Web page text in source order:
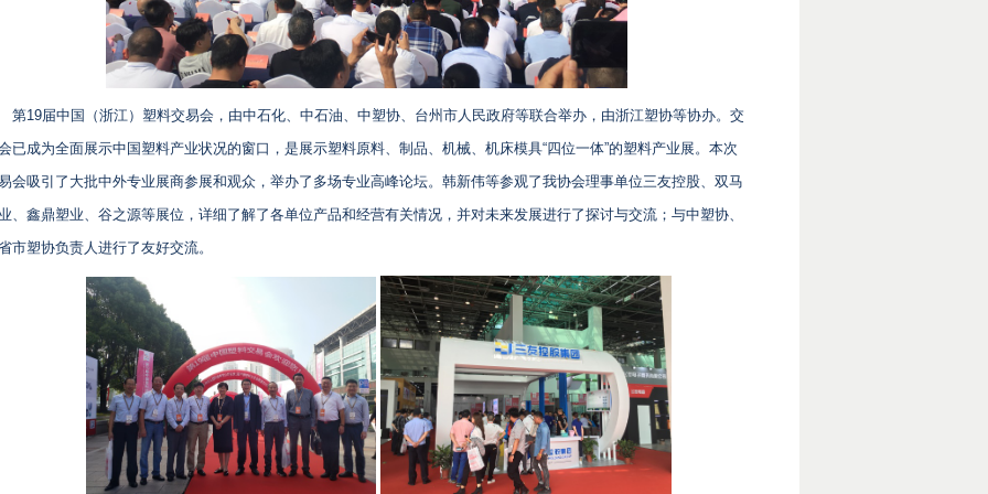
第19届中国（浙江）塑料交易会，由中石化、中石油、中塑协、台州市人民政府等联合举办，由浙江塑协等协办。交
已成为全面展示中国塑料产业状况的窗口，是展示塑料原料、制品、机械、机床模具“四位一体”的塑料产业展。本次
会吸引了大批中外专业展商参展和观众，举办了多场专业高峰论坛。韩新伟等参观了我协会理事单位三友控股、双马
、鑫鼎塑业、谷之源等展位，详细了解了各单位产品和经营有关情况，并对未来发展进行了探讨与交流；与中塑协、
市塑协负责人进行了友好交流。